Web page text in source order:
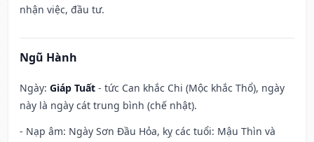
nhận việc, đầu tư.
Ngũ Hành
Ngày: Giáp Tuất - tức Can khắc Chi (Mộc khắc Thổ), ngày
này là ngày cát trung bình (chế nhật).
- Nạp âm: Ngày Sơn Đầu Hỏa, kỵ các tuổi: Mậu Thìn và